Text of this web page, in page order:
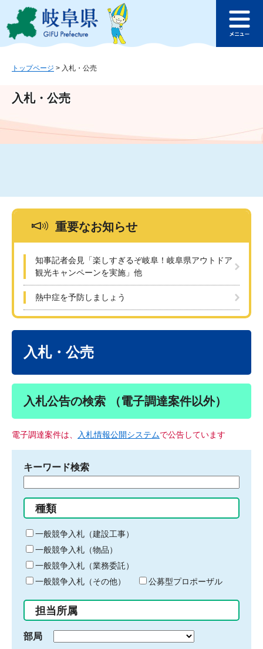
ジ
ュ
文
このページの本文へ
ュ
トップページ > 入札・公売
入札・公売
重要なお知らせ
知事記者会見「楽しすぎるぞ岐阜！岐阜県アウトドア
観光キャンペーンを実施」他
熱中症を予防しましょう
入札・公売
入札公告の検索 （電子調達案件以外）
電子調達案件は、 入札情報公開システムで公告しています
キーワード検索
る
キ
ー
ワ
ー
ド
入
力
種類
一般競争入札（建設工事）
一般競争入札（物品）
一般競争入札（業務委託）
一般競争入札（その他）
公募型プロポーザル
担当所属
部局